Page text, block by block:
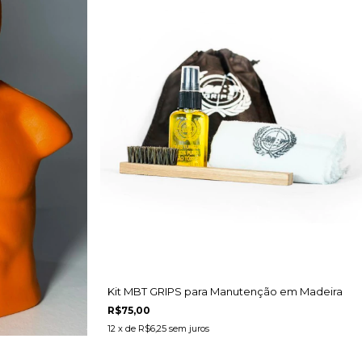
Kit MBT GRIPS para Manutenção em Madeira
R$75,00
12 x de R$6,25 sem juros